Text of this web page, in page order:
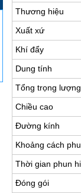
Thương hiệu
Xuất xứ
Khí đẩy
Dung tính
Tổng trọng
Chiều cao
Đường kính
Khoảng cách
Thời gian phun
Đóng gói